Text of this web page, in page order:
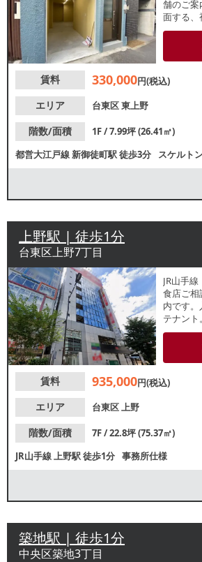
舗のご案
面する、
店。オフ
るため
心とし
ださい。
賃料 330,000円(税込)
エリア
台東区東上野
階数/面積
1F / 7.99坪 (26.41㎡)
都営大江戸線新御徒町駅徒歩3分 スケルト
上野駅 | 徒歩1分
台東区上野7丁目
JR山手
食店ご相
内です
テナン
している
期待で
軽にお
賃料 935,000円(税込)
エリア
台東区上野
階数/面積
7F / 22.8坪 (75.37㎡)
JR山手線上野駅徒歩1分 事務所仕様
築地駅 | 徒歩1分
中央区築地3丁目